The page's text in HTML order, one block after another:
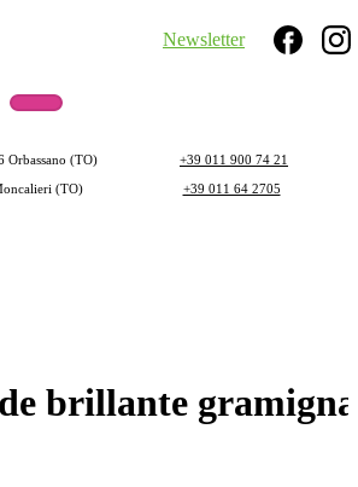
Newsletter
Orbassano (TO)
+39 011 900 74 21
(TO)
+39 011 64 2705
brillante gramigna